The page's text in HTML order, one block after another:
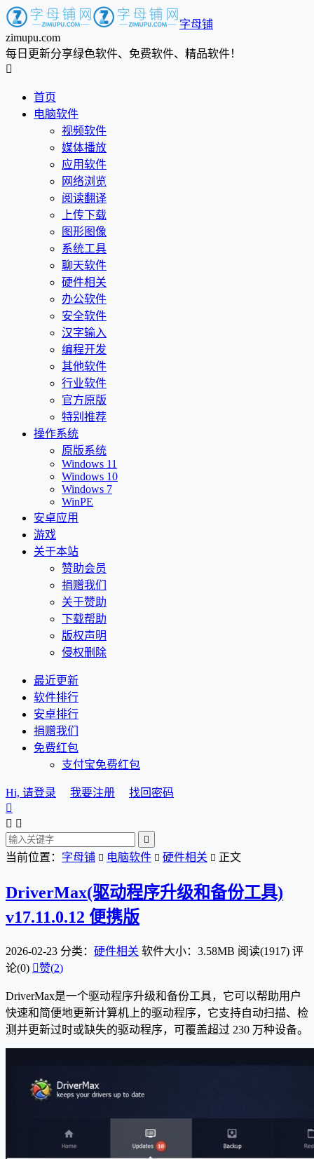
字母铺
zimupu.com
每日更新分享绿色软件、免费软件、精品软件！

首页
电脑软件
视频软件
媒体播放
应用软件
网络浏览
阅读翻译
上传下载
图形图像
系统工具
聊天软件
硬件相关
办公软件
安全软件
汉字输入
编程开发
其他软件
行业软件
官方原版
特别推荐
操作系统
原版系统
Windows 11
Windows 10
Windows 7
WinPE
安卓应用
游戏
关于本站
赞助会员
捐赠我们
关于赞助
下载帮助
版权声明
侵权删除
最近更新
软件排行
安卓排行
捐赠我们
免费红包
支付宝免费红包
Hi, 请登录 我要注册
找回密码

 

当前位置： 字母铺  电脑软件  硬件相关  正文
DriverMax(驱动程序升级和备份工具)
v17.11.0.12 便携版
2026-02-23 分类： 硬件相关 软件大小：3.58MB 阅读(1917) 评
论(0) 赞(2)
DriverMax是一个驱动程序升级和备份工具，它可以帮助用户
快速和简便地更新计算机上的驱动程序，它支持自动扫描、检
测并更新过时或缺失的驱动程序，可覆盖超过 230 万种设备。